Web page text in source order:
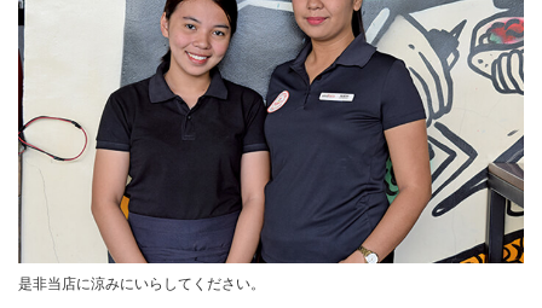
是非当店に涼みにいらしてください。